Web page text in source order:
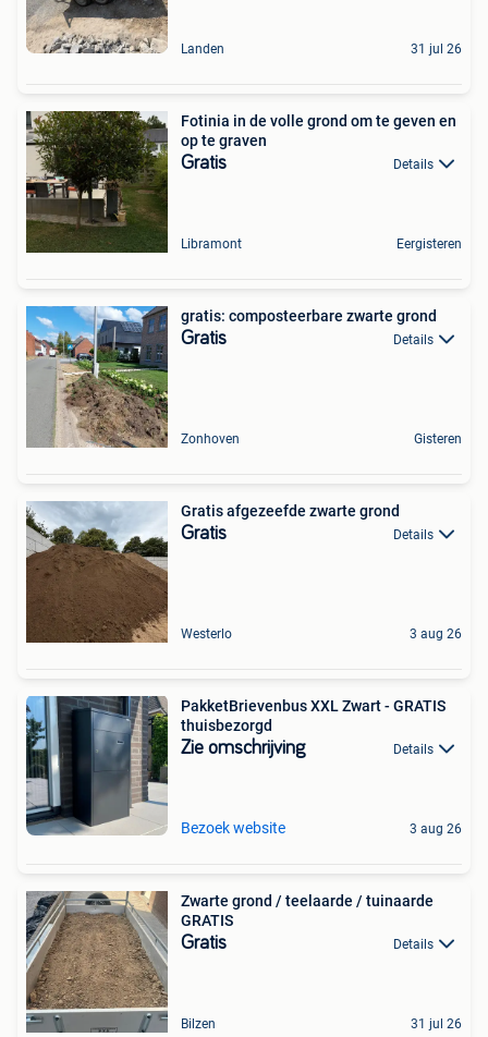
Landen 31 jul 26
Fotinia in de volle grond om te geven en
op te graven
Gratis Details
Libramont Eergisteren
gratis: composteerbare zwarte grond
Gratis Details
Zonhoven Gisteren
Gratis afgezeefde zwarte grond
Gratis Details
Westerlo 3 aug 26
PakketBrievenbus XXL Zwart - GRATIS
thuisbezorgd
Zie omschrijving Details
Bezoek website 3 aug 26
Zwarte grond / teelaarde / tuinaarde
GRATIS
Gratis Details
Bilzen 31 jul 26